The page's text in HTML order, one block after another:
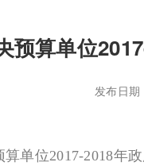
预算单位
发布日
单位2017-2018年